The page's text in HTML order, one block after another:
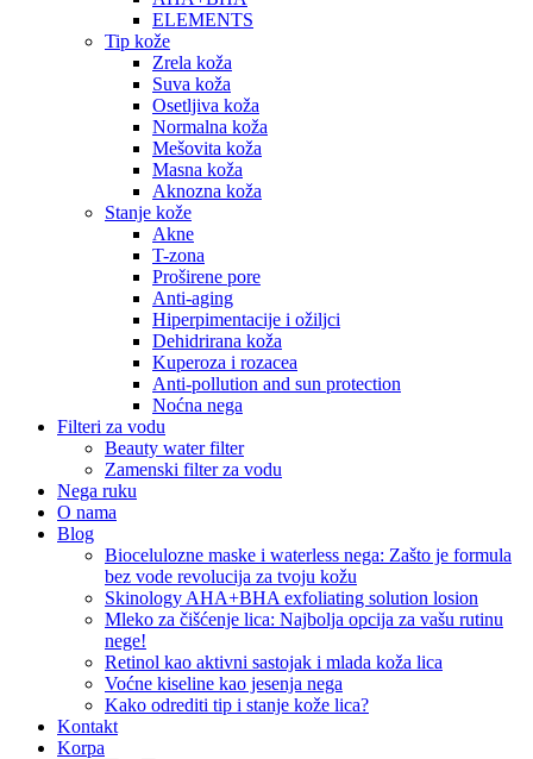
ELEMENTS
Tip kože
Zrela koža
Suva koža
Osetljiva koža
Normalna koža
Mešovita koža
Masna koža
Aknozna koža
Stanje kože
Akne
T-zona
Proširene pore
Anti-aging
Hiperpimentacije i ožiljci
Dehidrirana koža
Kuperoza i rozacea
Anti-pollution and sun protection
Noćna nega
Filteri za vodu
Beauty water filter
Zamenski filter za vodu
Nega ruku
O nama
Blog
Biocelulozne maske i waterless nega: Zašto je formula
bez vode revolucija za tvoju kožu
Skinology AHA+BHA exfoliating solution losion
Mleko za čišćenje lica: Najbolja opcija za vašu rutinu
nege!
Retinol kao aktivni sastojak i mlada koža lica
Voćne kiseline kao jesenja nega
Kako odrediti tip i stanje kože lica?
Kontakt
Korpa